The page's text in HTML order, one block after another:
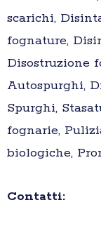
scarichi,
fognature,
Disostruzione
Autospurghi,
Spurghi,
fognarie,
biologiche,
Contatti: